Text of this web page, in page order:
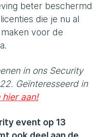
beter beschermd
die je nu al
voor de
in ons Security
Geïnteresseerd in
hier aan!
event op 13